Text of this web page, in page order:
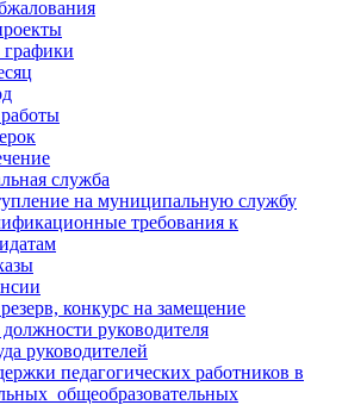
служба
на муниципальную службу
требования к
конкурс на замещение
руководителя
руководителей
педагогических работников в
общеобразовательных